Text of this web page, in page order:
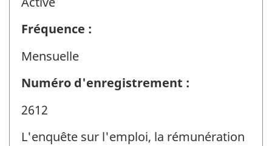
Fréquence :
Mensuelle
Numéro d'enregistrement :
2612
L'enquête sur l'emploi, la rémunération